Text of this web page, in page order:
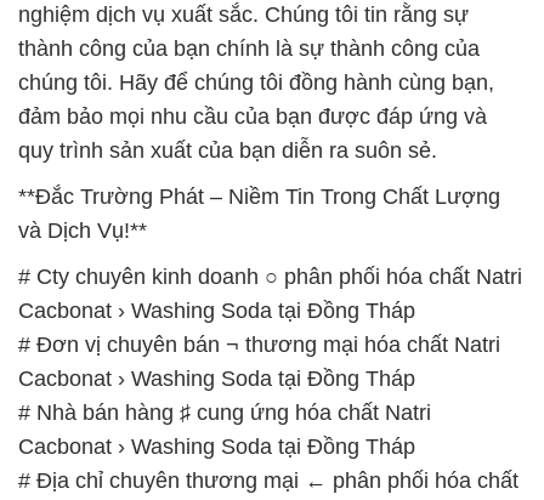
nghiệm dịch vụ xuất sắc. Chúng tôi tin rằng sự
thành công của bạn chính là sự thành công của
chúng tôi. Hãy để chúng tôi đồng hành cùng bạn,
đảm bảo mọi nhu cầu của bạn được đáp ứng và
quy trình sản xuất của bạn diễn ra suôn sẻ.
**Đắc Trường Phát – Niềm Tin Trong Chất Lượng
và Dịch Vụ!**
# Cty chuyên kinh doanh ○ phân phối hóa chất Natri
Cacbonat › Washing Soda tại Đồng Tháp
# Đơn vị chuyên bán ¬ thương mại hóa chất Natri
Cacbonat › Washing Soda tại Đồng Tháp
# Nhà bán hàng ♯ cung ứng hóa chất Natri
Cacbonat › Washing Soda tại Đồng Tháp
# Địa chỉ chuyên thương mại ← phân phối hóa chất